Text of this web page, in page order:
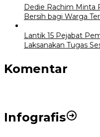
Dedie Rachim Minta
Bersih bagi Warga
Lantik 15 Pejabat
Laksanakan Tugas
Komentar
Infografis